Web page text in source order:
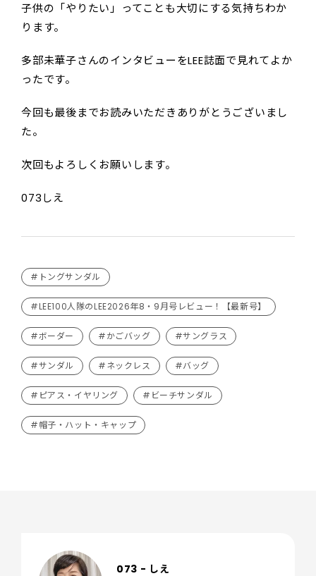
子供の「やりたい」ってことも大切にする気持ちわか
ります。
多部未華子さんのインタビューをLEE誌面で見れてよか
ったです。
今回も最後までお読みいただきありがとうございまし
た。
次回もよろしくお願いします。
073しえ
#トングサンダル
#LEE100人隊のLEE2026年8・9月号レビュー！【最新号】
#ボーダー #かごバッグ #サングラス
#サンダル #ネックレス #バッグ
#ピアス・イヤリング #ビーチサンダル
#帽子・ハット・キャップ
073 - しえ